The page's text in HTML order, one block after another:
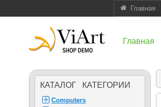
Главная
Главная
КАТАЛОГ КАТЕГОРИИ
Computers